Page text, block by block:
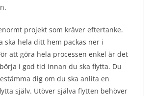
projekt som kräver eftertanke.
ska hela ditt hem packas ner i
att göra hela processen enkel är det
i god tid innan du ska flytta. Du
dig om du ska anlita en
själv. Utöver själva flytten behöver